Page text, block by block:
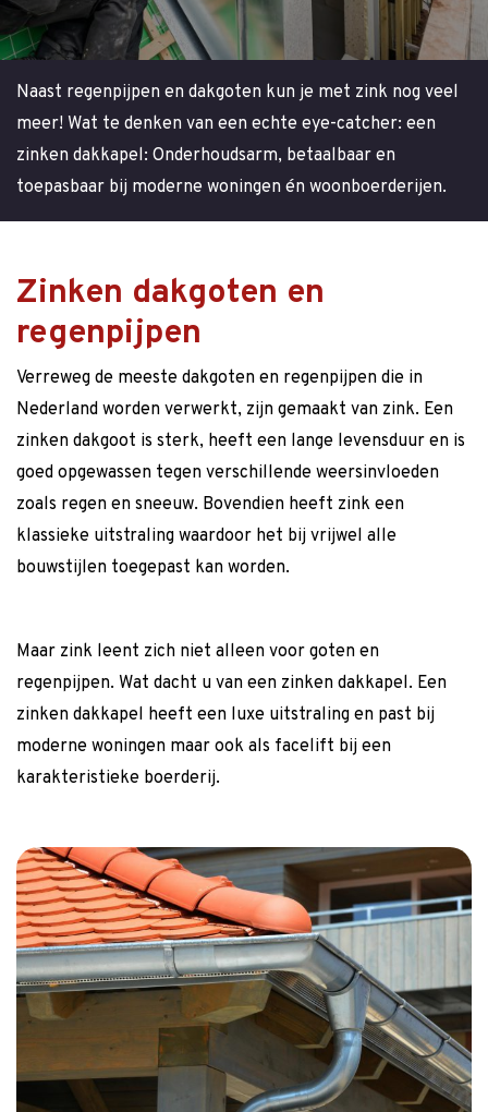
Naast regenpijpen en dakgoten kun je met zink nog veel
meer! Wat te denken van een echte eye-catcher: een
zinken dakkapel: Onderhoudsarm, betaalbaar en
toepasbaar bij moderne woningen én woonboerderijen.
Zinken dakgoten en
regenpijpen
Verreweg de meeste dakgoten en regenpijpen die in
Nederland worden verwerkt, zijn gemaakt van zink. Een
zinken dakgoot is sterk, heeft een lange levensduur en is
goed opgewassen tegen verschillende weersinvloeden
zoals regen en sneeuw. Bovendien heeft zink een
klassieke uitstraling waardoor het bij vrijwel alle
bouwstijlen toegepast kan worden.
Maar zink leent zich niet alleen voor goten en
regenpijpen. Wat dacht u van een zinken dakkapel. Een
zinken dakkapel heeft een luxe uitstraling en past bij
moderne woningen maar ook als facelift bij een
karakteristieke boerderij.